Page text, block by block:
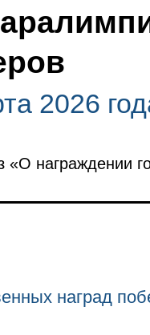
2026
«О награждении
наград